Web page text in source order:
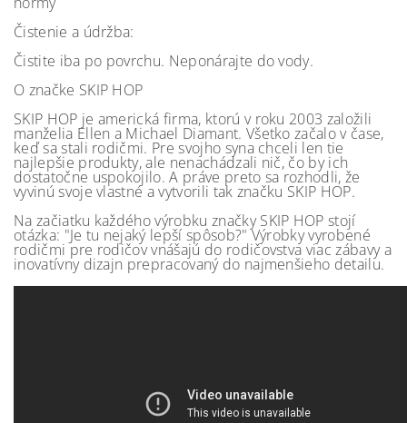
Čistenie a údržba:
Čistite iba po povrchu. Neponárajte do vody.
O značke SKIP HOP
SKIP HOP je americká firma, ktorú v roku 2003 založili
manželia Ellen a Michael Diamant. Všetko začalo v čase,
keď sa stali rodičmi. Pre svojho syna chceli len tie
najlepšie produkty, ale nenachádzali nič, čo by ich
dostatočne uspokojilo. A práve preto sa rozhodli, že
vyvinú svoje vlastné a vytvorili tak značku SKIP HOP.
Na začiatku každého výrobku značky SKIP HOP stojí
otázka: "Je tu nejaký lepší spôsob?" Výrobky vyrobené
rodičmi pre rodičov vnášajú do rodičovstva viac zábavy a
inovatívny dizajn prepracovaný do najmenšieho detailu.